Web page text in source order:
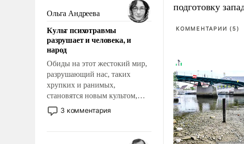
Ольга Андреева
Культ психотравмы
разрушает и человека, и
народ
Обиды на этот жестокий мир,
разрушающий нас, таких
хрупких и ранимых,
становятся новым культом,
постепенно вытесняя и
отменяя традиционное
мужественным и твердым под
3 комментария
подготовку
КОММЕНТАРИИ (5)